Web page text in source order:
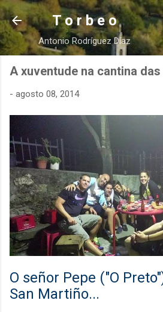
Ir al contenido
T o r b e o
Antonio Rodríguez Díaz
A xuventude na cantina
- agosto 08, 2014
O señor Pepe ("O
San Martiño...